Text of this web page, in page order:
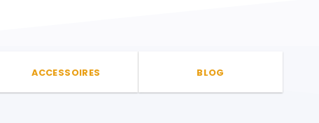
ACCESSOIRES BLOG